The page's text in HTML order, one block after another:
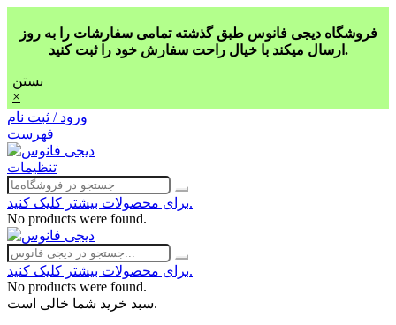
فروشگاه دیجی فانوس طبق گذشته تمامی سفارشات را به روز
ارسال میکند با خیال راحت سفارش خود را ثبت کنید.
بستن
×
ورود / ثبت نام
فهرست
تنظیمات
برای محصولات بیشتر کلیک کنید.
No products were found.
برای محصولات بیشتر کلیک کنید.
No products were found.
سبد خرید شما خالی است.